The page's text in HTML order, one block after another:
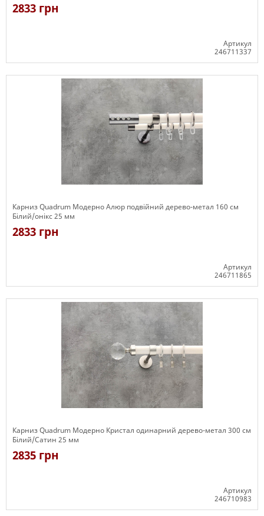
2833 грн
Артикул
246711337
Карниз Quadrum Модерно Алюр подвійний дерево-метал 160 см
Білий/онікс 25 мм
2833 грн
Артикул
246711865
Карниз Quadrum Модерно Кристал одинарний дерево-метал 300 см
Білий/Сатин 25 мм
2835 грн
Артикул
246710983